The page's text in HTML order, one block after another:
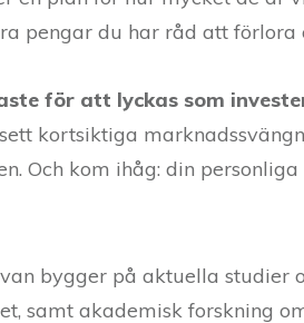
pengar du har råd att
för att lyckas som
kortsiktiga
Och kom ihåg: din
bygger på aktuella studier
samt akademisk forskning